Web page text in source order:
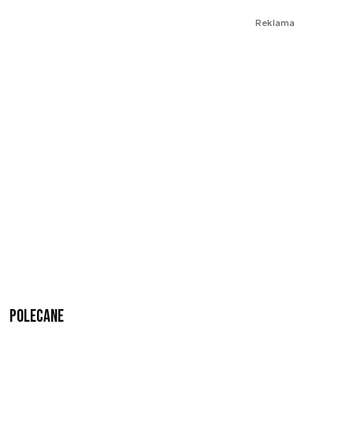
Reklama
Polecane